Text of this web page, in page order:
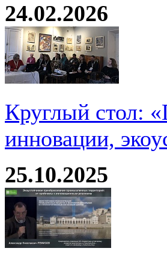
24.02.2026
Круглый стол:
инновации,
25.10.2025